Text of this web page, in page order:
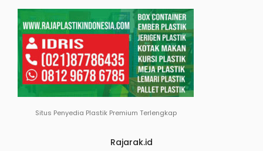
Situs Penyedia Plastik Premium Terlengkap
Rajarak.id